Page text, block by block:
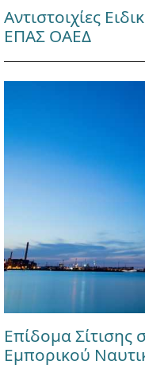
Αντιστοιχίες
ΕΠΑΣ ΟΑΕΔ
Επίδομα
Εμπορικού